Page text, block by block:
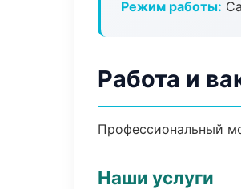
Режим работы:
Работа и
Профессиональный
Наши услуги